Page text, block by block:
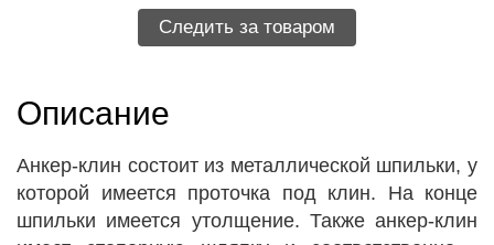
Следить за товаром
Описание
Анкер-клин состоит из металлической шпильки, у
которой имеется проточка под клин. На конце
шпильки имеется утолщение. Также анкер-клин